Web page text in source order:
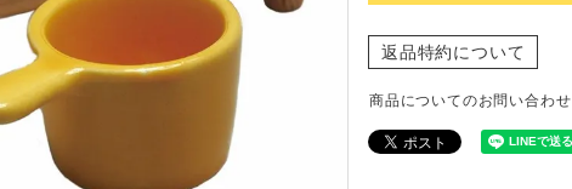
返品特約について
商品についてのお問い合わせ